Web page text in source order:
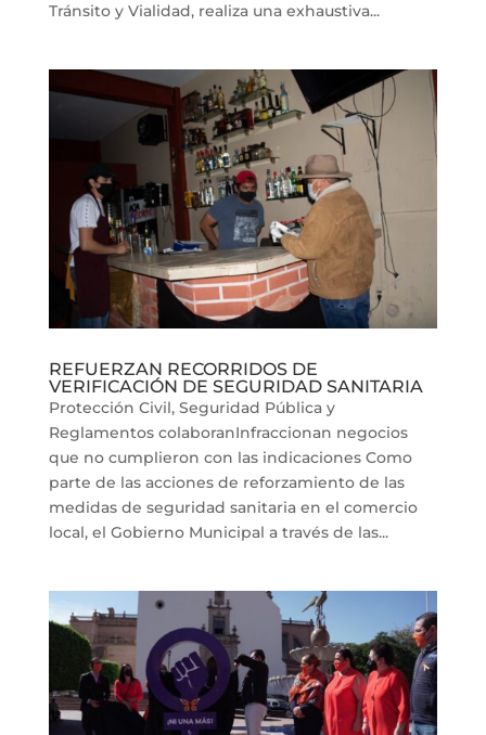
Tránsito y Vialidad, realiza una exhaustiva...
REFUERZAN RECORRIDOS DE
VERIFICACIÓN DE SEGURIDAD SANITARIA
Protección Civil, Seguridad Pública y
Reglamentos colaboranInfraccionan negocios
que no cumplieron con las indicaciones Como
parte de las acciones de reforzamiento de las
medidas de seguridad sanitaria en el comercio
local, el Gobierno Municipal a través de las...